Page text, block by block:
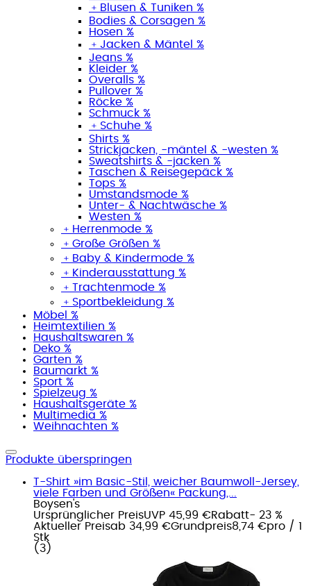
﹢ Blusen & Tuniken %
Bodies & Corsagen %
Hosen %
﹢ Jacken & Mäntel %
Jeans %
Kleider %
Overalls %
Pullover %
Röcke %
Schmuck %
﹢ Schuhe %
Shirts %
Strickjacken, -mäntel & -westen %
Sweatshirts & -jacken %
Taschen & Reisegepäck %
Tops %
Umstandsmode %
Unter- & Nachtwäsche %
Westen %
﹢ Herrenmode %
﹢ Große Größen %
﹢ Baby & Kindermode %
﹢ Kinderausstattung %
﹢ Trachtenmode %
﹢ Sportbekleidung %
Möbel %
Heimtextilien %
Haushaltswaren %
Deko %
Garten %
Baumarkt %
Sport %
Spielzeug %
Haushaltsgeräte %
Multimedia %
Weihnachten %
Produkte überspringen
T-Shirt »im Basic-Stil, weicher Baumwoll-Jersey,
viele Farben und Größen« Packung,...
Boysen's
Ursprünglicher PreisUVP 45,99 €Rabatt- 23 %
Aktueller Preisab 34,99 €Grundpreis8,74 €pro / 1
Stk
( 3 )